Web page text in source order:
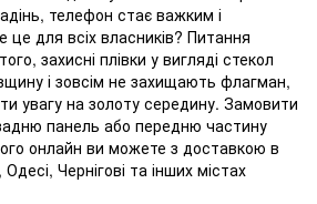
телефон стає важким і
це для всіх власників? Питання
захисні плівки у вигляді стекол
і зовсім не захищають флагман,
увагу на золоту середину. Замовити
панель або передню частину
онлайн ви можете з доставкою в
Одесі, Чернігові та інших містах